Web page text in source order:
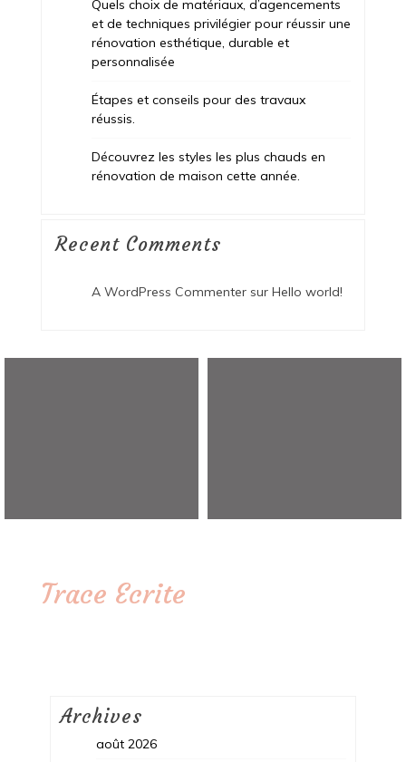
Quels choix de matériaux, d’agencements
et de techniques privilégier pour réussir une
rénovation esthétique, durable et
personnalisée
Étapes et conseils pour des travaux
réussis.
Découvrez les styles les plus chauds en
rénovation de maison cette année.
Recent Comments
A WordPress Commentersur Hello world!
Trace Ecrite
Archives
août 2026